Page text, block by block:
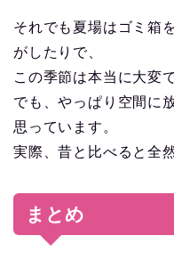
それでも夏場はゴミ箱
がしたりで、
この季節は本当に大変
でも、やっぱり空間に
思っています。
実際、昔と比べると全
まとめ